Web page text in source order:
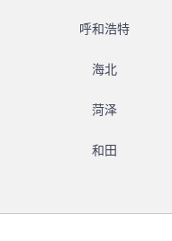
呼和浩特
海北
菏泽
和田